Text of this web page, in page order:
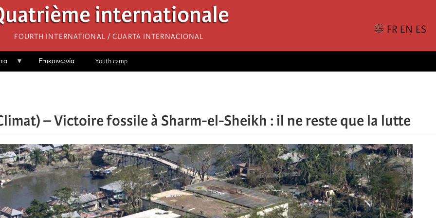
internationale
Fourth International / Cuarta Internacional
Επικοινωνία Youth camp
– Victoire fossile à Sharm-el-Sheikh : il ne reste que la lutte